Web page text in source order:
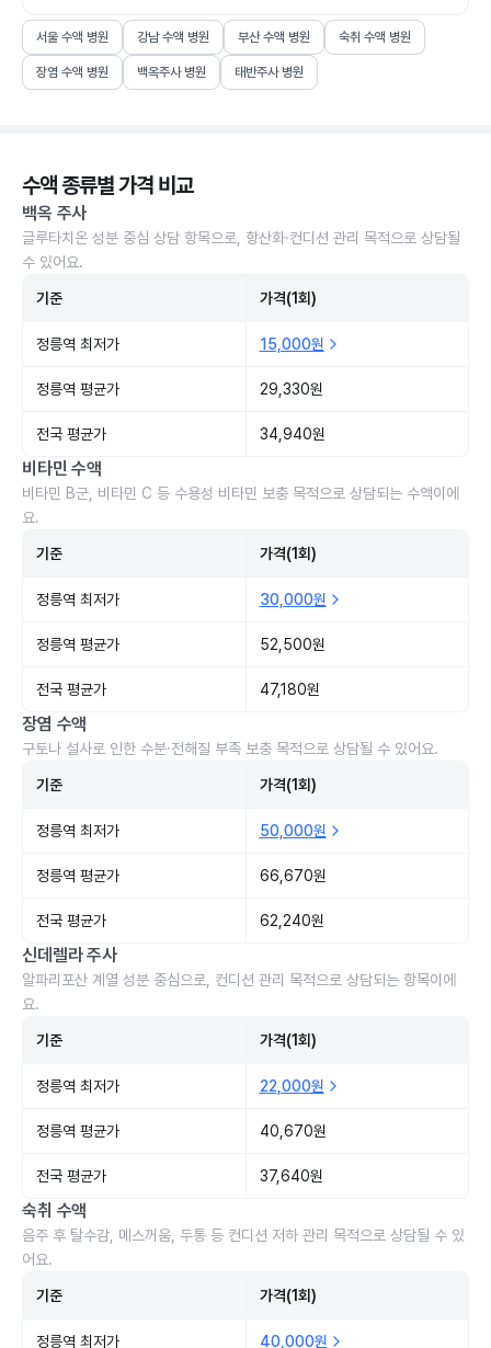
서울 수액 병원 강남 수액 병원 부산 수액 병원 숙취 수액 병원
장염 수액 병원 백옥주사 병원 태반주사 병원
수액 종류별 가격 비교
백옥 주사
글루타치온 성분 중심 상담 항목으로, 항산화·컨디션 관리 목적으로 상담될
수 있어요.
기준 가격(1회)
정릉역 최저가 15,000원
정릉역 평균가 29,330원
전국 평균가 34,940원
비타민 수액
비타민 B군, 비타민 C 등 수용성 비타민 보충 목적으로 상담되는 수액이에
요.
기준 가격(1회)
정릉역 최저가 30,000원
정릉역 평균가 52,500원
전국 평균가 47,180원
장염 수액
구토나 설사로 인한 수분·전해질 부족 보충 목적으로 상담될 수 있어요.
기준 가격(1회)
정릉역 최저가 50,000원
정릉역 평균가 66,670원
전국 평균가 62,240원
신데렐라 주사
알파리포산 계열 성분 중심으로, 컨디션 관리 목적으로 상담되는 항목이에
요.
기준 가격(1회)
정릉역 최저가 22,000원
정릉역 평균가 40,670원
전국 평균가 37,640원
숙취 수액
음주 후 탈수감, 메스꺼움, 두통 등 컨디션 저하 관리 목적으로 상담될 수 있
어요.
기준 가격(1회)
정릉역 최저가 40,000원